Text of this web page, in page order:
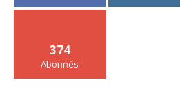
374
Abonnés